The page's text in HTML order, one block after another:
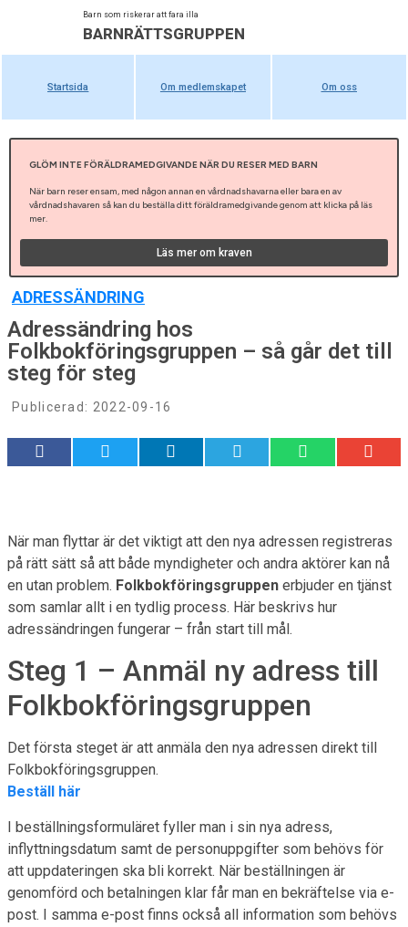
Barn som riskerar att fara illa
BARNRÄTTSGRUPPEN
Startsida Om medlemskapet Om oss
GLÖM INTE FÖRÄLDRAMEDGIVANDE NÄR DU RESER MED BARN
När barn reser ensam, med någon annan en vårdnadshavarna eller bara en av
vårdnadshavaren så kan du beställa ditt föräldramedgivande genom att klicka på läs
mer.
Läs mer om kraven
ADRESSÄNDRING
Adressändring hos
Folkbokföringsgruppen – så går det till
steg för steg
Publicerad: 2022-09-16
När man flyttar är det viktigt att den nya adressen registreras
på rätt sätt så att både myndigheter och andra aktörer kan nå
en utan problem. Folkbokföringsgruppen erbjuder en tjänst
som samlar allt i en tydlig process. Här beskrivs hur
adressändringen fungerar – från start till mål.
Steg 1 – Anmäl ny adress till
Folkbokföringsgruppen
Det första steget är att anmäla den nya adressen direkt till
Folkbokföringsgruppen.
Beställ här
I beställningsformuläret fyller man i sin nya adress,
inflyttningsdatum samt de personuppgifter som behövs för
att uppdateringen ska bli korrekt. När beställningen är
genomförd och betalningen klar får man en bekräftelse via e-
post. I samma e-post finns också all information som behövs